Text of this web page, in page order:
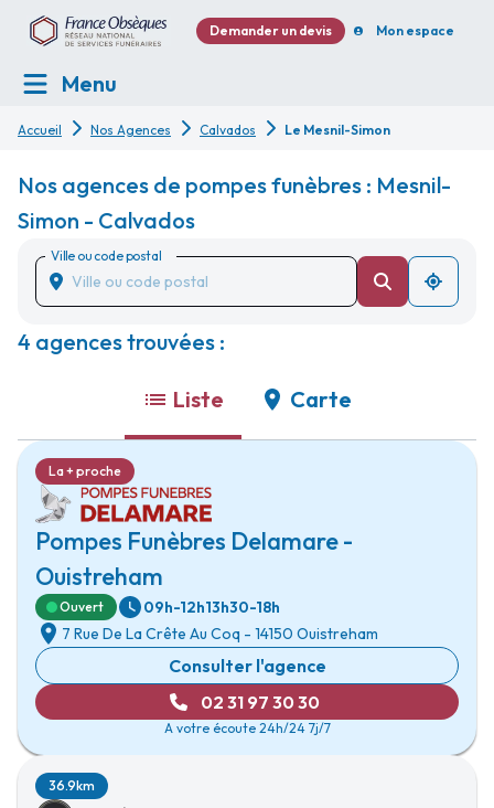
Demander un devis Mon espace
Menu
Accueil Nos Agences Calvados Le Mesnil-Simon
Nos agences de pompes funèbres : Mesnil-
Simon - Calvados
Ville ou code postal
4 agences trouvées :
Liste Carte
Pompes Funèbres Delamare -
Ouistreham
La + proche
Ouvert 09h-12h13h30-18h
7 Rue De La Crête Au Coq - 14150 Ouistreham
Consulter l'agence
02 31 97 30 30
A votre écoute 24h/24 7j/7
36.9km